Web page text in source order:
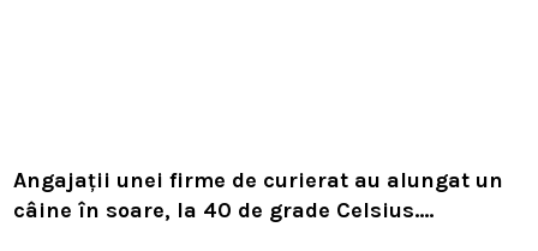
Angajații unei firme de curierat au alungat un
câine în soare, la 40 de grade Celsius.